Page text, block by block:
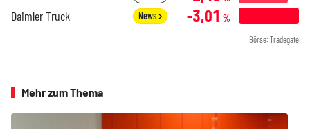
Daimler Truck News -3,01 %
Börse: Tradegate
Mehr zum Thema